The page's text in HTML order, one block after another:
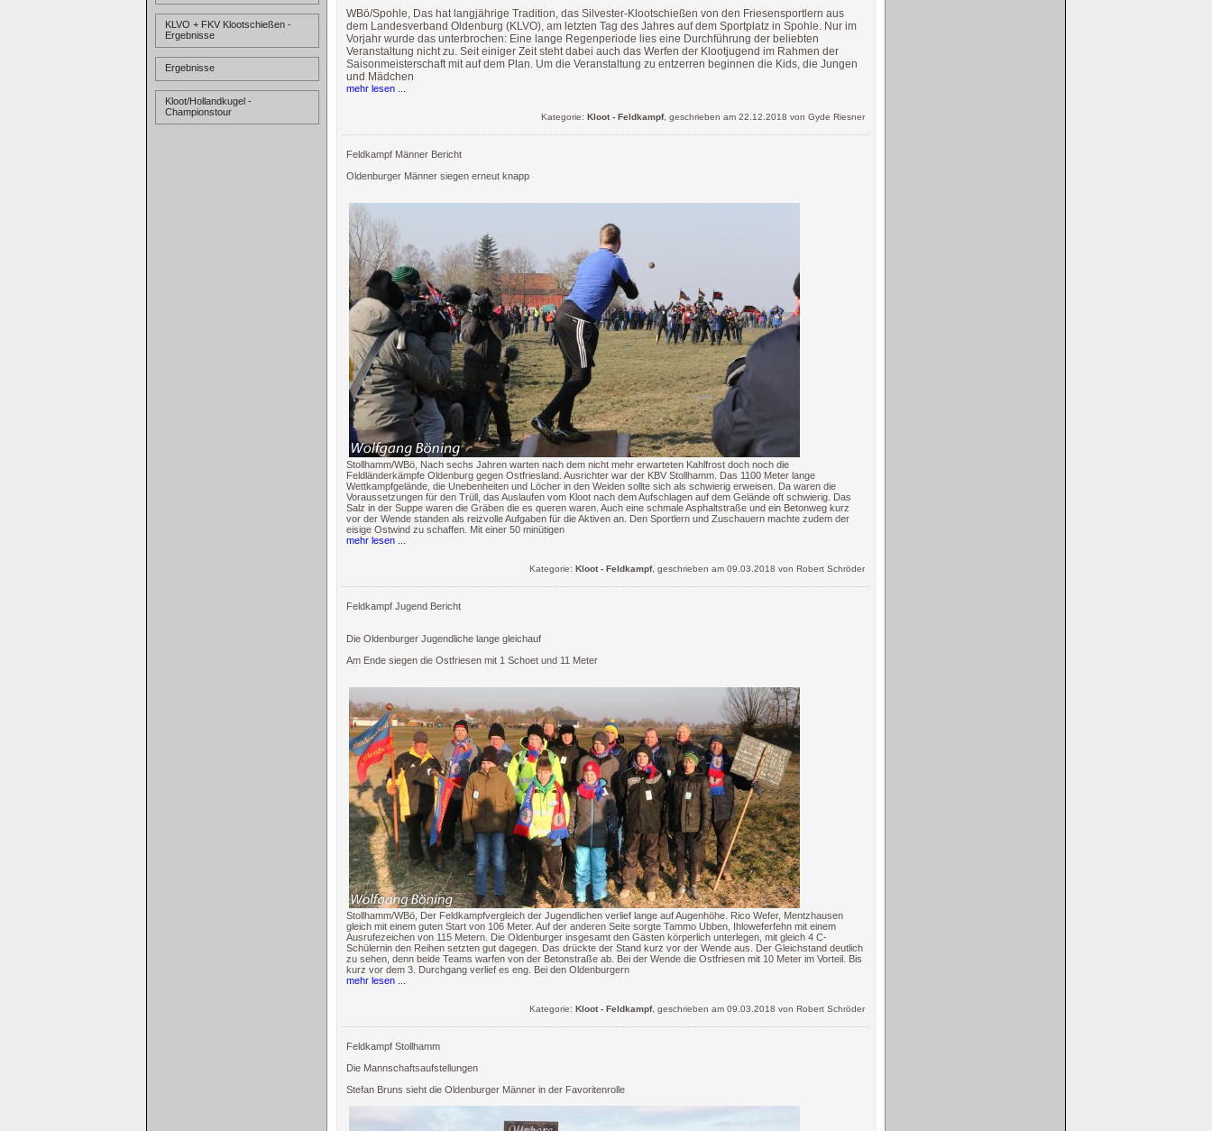
KLVO + FKV Klootschießen -
Ergebnisse
Ergebnisse
Kloot/Hollandkugel -
Championstour
WBö/Spohle, Das hat langjährige Tradition, das Silvester-Klootschießen von den Friesensportlern aus
dem Landesverband Oldenburg (KLVO), am letzten Tag des Jahres auf dem Sportplatz in Spohle. Nur im
Vorjahr wurde das unterbrochen: Eine lange Regenperiode lies eine Durchführung der beliebten
Veranstaltung nicht zu. Seit einiger Zeit steht dabei auch das Werfen der Klootjugend im Rahmen der
Saisonmeisterschaft mit auf dem Plan. Um die Veranstaltung zu entzerren beginnen die Kids, die Jungen
und Mädchen
mehr lesen ...
Kategorie: Kloot - Feldkampf, geschrieben am 22.12.2018 von Gyde Riesner
Feldkampf Männer Bericht
Oldenburger Männer siegen erneut knapp
Stollhamm/WBö, Nach sechs Jahren warten nach dem nicht mehr erwarteten Kahlfrost doch noch die
Feldländerkämpfe Oldenburg gegen Ostfriesland. Ausrichter war der KBV Stollhamm. Das 1100 Meter lange
Wettkampfgelände, die Unebenheiten und Löcher in den Weiden sollte sich als schwierig erweisen. Da waren die
Voraussetzungen für den Trüll, das Auslaufen vom Kloot nach dem Aufschlagen auf dem Gelände oft schwierig. Das
Salz in der Suppe waren die Gräben die es queren waren. Auch eine schmale Asphaltstraße und ein Betonweg kurz
vor der Wende standen als reizvolle Aufgaben für die Aktiven an. Den Sportlern und Zuschauern machte zudem der
eisige Ostwind zu schaffen. Mit einer 50 minütigen
mehr lesen ...
Kategorie: Kloot - Feldkampf, geschrieben am 09.03.2018 von Robert Schröder
Feldkampf Jugend Bericht
Die Oldenburger Jugendliche lange gleichauf
Am Ende siegen die Ostfriesen mit 1 Schoet und 11 Meter
Stollhamm/WBö, Der Feldkampfvergleich der Jugendlichen verlief lange auf Augenhöhe. Rico Wefer, Mentzhausen
gleich mit einem guten Start von 106 Meter. Auf der anderen Seite sorgte Tammo Ubben, Ihloweferfehn mit einem
Ausrufezeichen von 115 Metern. Die Oldenburger insgesamt den Gästen körperlich unterlegen, mit gleich 4 C-
Schülernin den Reihen setzten gut dagegen. Das drückte der Stand kurz vor der Wende aus. Der Gleichstand deutlich
zu sehen, denn beide Teams warfen von der Betonstraße ab. Bei der Wende die Ostfriesen mit 10 Meter im Vorteil. Bis
kurz vor dem 3. Durchgang verlief es eng. Bei den Oldenburgern
mehr lesen ...
Kategorie: Kloot - Feldkampf, geschrieben am 09.03.2018 von Robert Schröder
Feldkampf Stollhamm
Die Mannschaftsaufstellungen
Stefan Bruns sieht die Oldenburger Männer in der Favoritenrolle